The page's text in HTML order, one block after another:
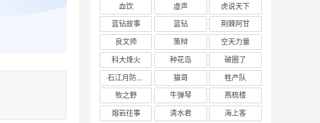
血饮
虚声
虎说天下
蓝钻故事
蓝钻
荆棘阿甘
良文师
策辩
空天力量
科大烽火
种花岛
破圈了
石江月防务观察
猫哥
牲产队
牧之野
牛弹琴
燕梳楼
熔岩往事
清水君 海上客